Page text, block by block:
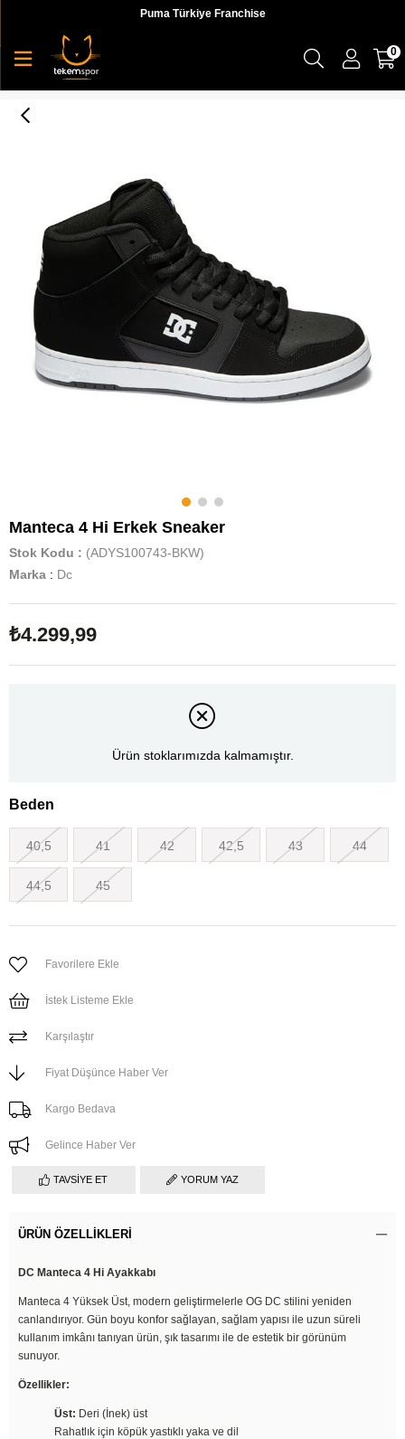
Puma Türkiye Franchise
0
Manteca 4 Hi Erkek Sneaker
Stok Kodu
(ADYS100743-BKW)
Marka : Dc
₺4.299,99
Ürün stoklarımızda kalmamıştır.
Beden
40,5 41 42 42,5 43 44
44,5 45
Favorilere Ekle
İstek Listeme Ekle
Karşılaştır
Fiyat Düşünce Haber Ver
Kargo Bedava
Gelince Haber Ver
TAVSIYE ET YORUM YAZ
ÜRÜN ÖZELLIKLERI
DC Manteca 4 Hi Ayakkabı
Manteca 4 Yüksek Üst, modern geliştirmelerle OG DC stilini yeniden
canlandırıyor. Gün boyu konfor sağlayan, sağlam yapısı ile uzun süreli
kullanım imkânı tanıyan ürün, şık tasarımı ile de estetik bir görünüm
sunuyor.
Özellikler:
Üst: Deri (İnek) üst
Rahatlık için köpük yastıklı yaka ve dil